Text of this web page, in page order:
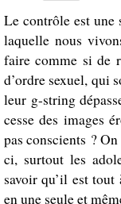
Le contrôle est une
laquelle nous
faire comme si de
d’ordre sexuel, qui
leur g-string
cesse des images
pas conscients ?
ci, surtout les
savoir qu’il est
en une seule et